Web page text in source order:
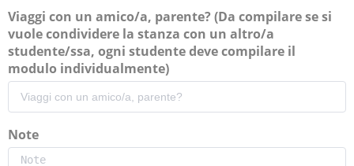
Viaggi con un amico/a, parente? (Da compilare se si
vuole condividere la stanza con un altro/a
studente/ssa, ogni studente deve compilare il
modulo individualmente)
Note